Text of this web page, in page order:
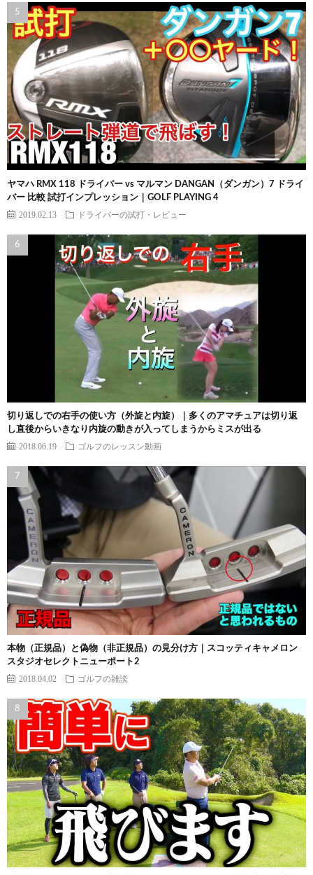
ヤマハ RMX 118 ドライバー vs マルマン DANGAN（ダンガン）7 ドライ
バー 比較 試打インプレッション｜GOLF PLAYING 4
2019.02.13 ドライバーの試打・レビュー
切り返しでの右手の使い方（外旋と内旋）｜多くのアマチュアは切り返
し直後からいきなり内旋の動きが入ってしまうからミスが出る
2018.06.19 ゴルフのレッスン動画
本物（正規品）と偽物（非正規品）の見分け方｜スコッティキャメロン
スタジオセレクトニューポート2
2018.04.02 ゴルフの雑談